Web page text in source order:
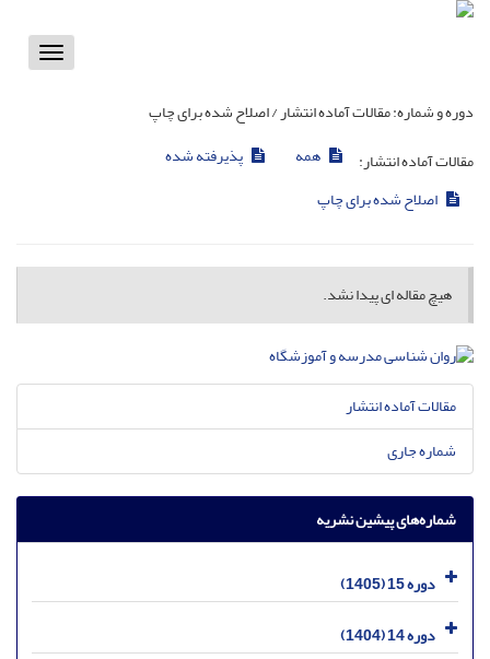
Toggle
دوره و شماره:مقالات آماده انتشار / اصلاح شده برای چاپ
مقالات آماده انتشار:
همه
پذیرفته شده
اصلاح شده برای چاپ
هیچ مقاله ای پیدا نشد.
مقالات آماده انتشار
شماره جاری
شماره‌های پیشین نشریه
دوره 15 (1405)
دوره 14 (1404)